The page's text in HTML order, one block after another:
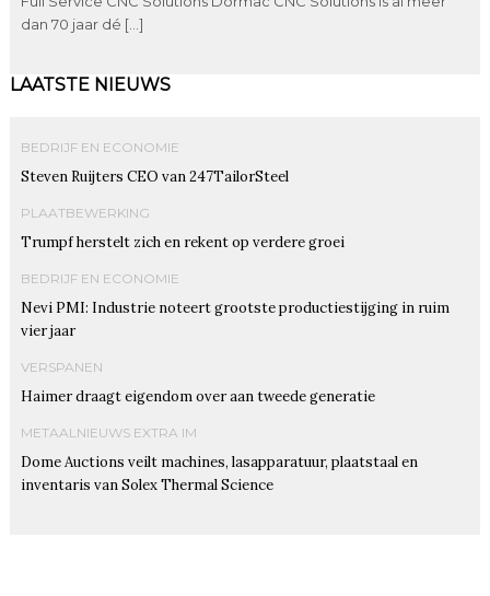
dan 70 jaar dé […]
LAATSTE NIEUWS
BEDRIJF EN ECONOMIE
Steven Ruijters CEO van 247TailorSteel
PLAATBEWERKING
Trumpf herstelt zich en rekent op verdere groei
BEDRIJF EN ECONOMIE
Nevi PMI: Industrie noteert grootste productiestijging in ruim
vier jaar
VERSPANEN
Haimer draagt eigendom over aan tweede generatie
METAALNIEUWS EXTRA IM
Dome Auctions veilt machines, lasapparatuur, plaatstaal en
inventaris van Solex Thermal Science